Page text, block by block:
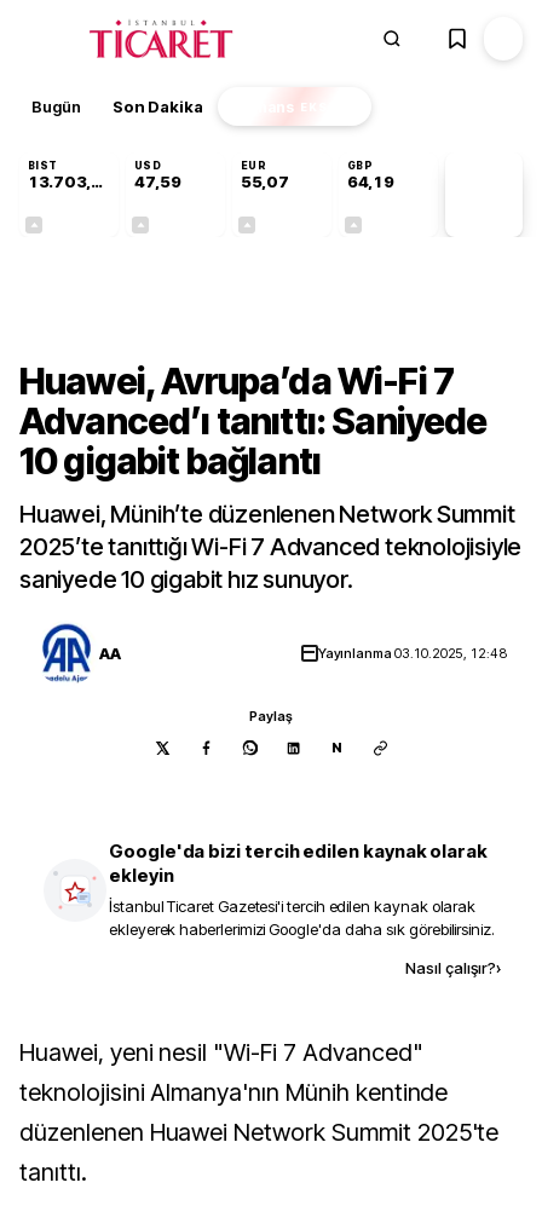
Bugün Son Dakika Finans EKSTRA
BIST
13.703,13
USD
47,59
EUR
55,07
GBP
64,19
Huawei, Avrupa’da Wi-Fi 7
Advanced’ı tanıttı: Saniyede
10 gigabit bağlantı
Huawei, Münih’te düzenlenen Network Summit
2025’te tanıttığı Wi-Fi 7 Advanced teknolojisiyle
saniyede 10 gigabit hız sunuyor.
AA Yayınlanma03.10.2025, 12:48
Paylaş
N
Google'da bizi tercih edilen kaynak olarak
ekleyin
İstanbul Ticaret Gazetesi'i tercih edilen kaynak olarak
ekleyerek haberlerimizi Google'da daha sık görebilirsiniz.
Nasıl çalışır?›
Huawei, yeni nesil "Wi-Fi 7 Advanced"
teknolojisini Almanya'nın Münih kentinde
düzenlenen Huawei Network Summit 2025'te
tanıttı.